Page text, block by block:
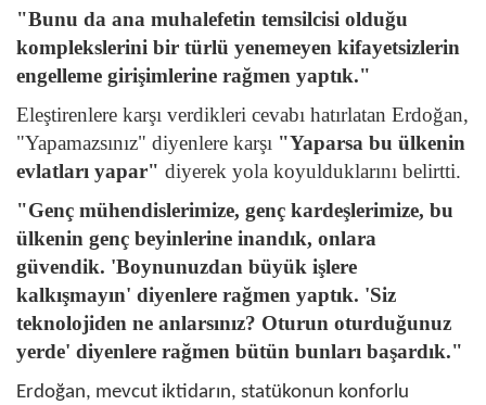
"Bunu da ana muhalefetin temsilcisi olduğu
komplekslerini bir türlü yenemeyen kifayetsizlerin
engelleme girişimlerine rağmen yaptık."
Eleştirenlere karşı verdikleri cevabı hatırlatan Erdoğan,
"Yapamazsınız" diyenlere karşı "Yaparsa bu ülkenin
evlatları yapar" diyerek yola koyulduklarını belirtti.
"Genç mühendislerimize, genç kardeşlerimize, bu
ülkenin genç beyinlerine inandık, onlara
güvendik. 'Boynunuzdan büyük işlere
kalkışmayın' diyenlere rağmen yaptık. 'Siz
teknolojiden ne anlarsınız? Oturun oturduğunuz
yerde' diyenlere rağmen bütün bunları başardık."
Erdoğan, mevcut iktidarın, statükonun konforlu